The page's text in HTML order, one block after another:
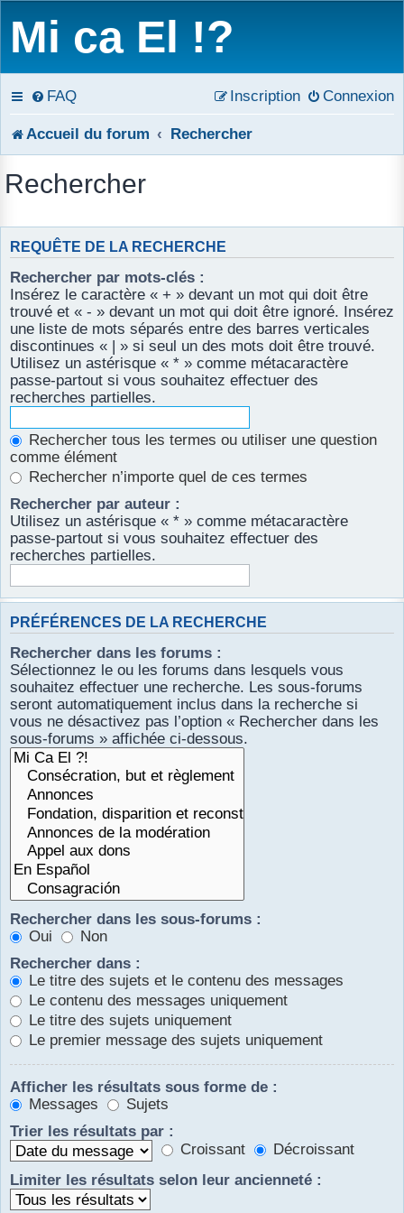
Mi ca El !?
FAQ Connexion
Inscription
Accueil du forum Rechercher
Rechercher
REQUÊTE DE LA RECHERCHE
Rechercher par mots-clés :
Insérez le caractère « + » devant un mot qui doit être
trouvé et « - » devant un mot qui doit être ignoré. Insérez
une liste de mots séparés entre des barres verticales
discontinues « | » si seul un des mots doit être trouvé.
Utilisez un astérisque « * » comme métacaractère
passe-partout si vous souhaitez effectuer des
recherches partielles.
Rechercher tous les termes ou utiliser une question
comme élément
Rechercher n’importe quel de ces termes
Rechercher par auteur :
Utilisez un astérisque « * » comme métacaractère
passe-partout si vous souhaitez effectuer des
recherches partielles.
PRÉFÉRENCES DE LA RECHERCHE
Rechercher dans les forums :
Sélectionnez le ou les forums dans lesquels vous
souhaitez effectuer une recherche. Les sous-forums
seront automatiquement inclus dans la recherche si
vous ne désactivez pas l’option « Rechercher dans les
sous-forums » affichée ci-dessous.
Rechercher dans les sous-forums :
Oui
Non
Rechercher dans :
Le titre des sujets et le contenu des messages
Le contenu des messages uniquement
Le titre des sujets uniquement
Le premier message des sujets uniquement
Afficher les résultats sous forme de :
Messages
Sujets
Trier les résultats par :
Croissant
Décroissant
Limiter les résultats selon leur ancienneté :